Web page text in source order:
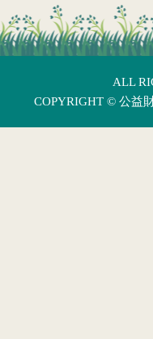
ALL
COPYRIGHT © 公益